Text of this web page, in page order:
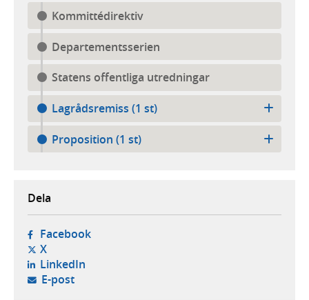
Kommittédirektiv
Departementsserien
Statens offentliga utredningar
Lagrådsremiss (1 st)
Proposition (1 st)
Dela
Facebook- öppnas i ny flik, extern webbplats,
X- öppnas i ny flik, extern webbplats,
LinkedIn- öppnas i ny flik, extern webbplats,
E-post- öppnar din e-postklient,